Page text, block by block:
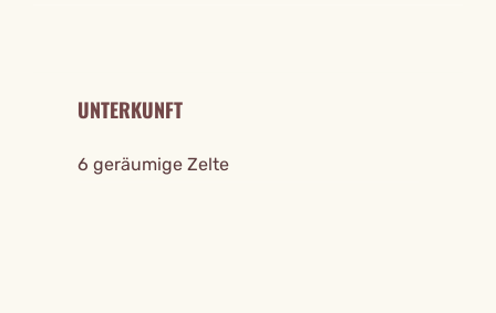
UNTERKUNFT
6 geräumige Zelte